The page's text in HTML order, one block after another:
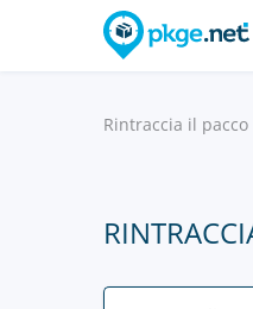
Rintraccia il pacco